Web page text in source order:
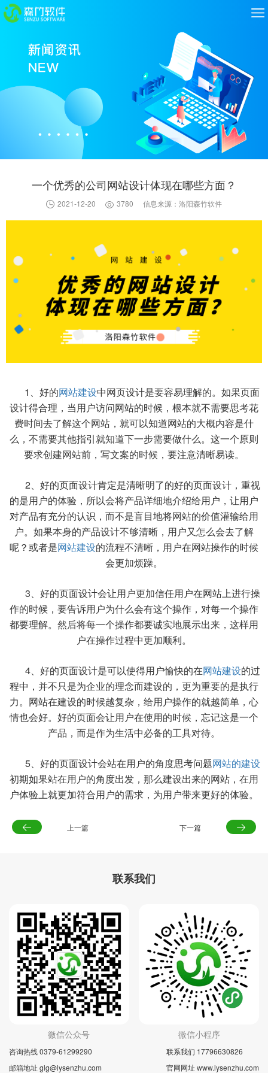
一个优秀的公司网站设计体现在哪些方面？
2021-12-20 3780 信息来源：洛阳森竹软件
1、好的网站建设中网页设计是要容易理解的。如果页面
设计得合理，当用户访问网站的时候，根本就不需要思考花
费时间去了解这个网站，就可以知道网站的大概内容是什
么，不需要其他指引就知道下一步需要做什么。这一个原则
要求创建网站前，写文案的时候，要注意清晰易读。
2、好的页面设计肯定是清晰明了的好的页面设计，重视
的是用户的体验，所以会将产品详细地介绍给用户，让用户
对产品有充分的认识，而不是盲目地将网站的价值灌输给用
户。如果本身的产品设计不够清晰，用户又怎么会去了解
呢？或者是网站建设的流程不清晰，用户在网站操作的时候
会更加烦躁。
3、好的页面设计会让用户更加信任用户在网站上进行操
作的时候，要告诉用户为什么会有这个操作，对每一个操作
都要理解。然后将每一个操作都要诚实地展示出来，这样用
户在操作过程中更加顺利。
4、好的页面设计是可以使得用户愉快的在网站建设的过
程中，并不只是为企业的理念而建设的，更为重要的是执行
力。网站在建设的时候越复杂，给用户操作的就越简单，心
情也会好。好的页面会让用户在使用的时候，忘记这是一个
产品，而是作为生活中必备的工具对待。
5、好的页面设计会站在用户的角度思考问题网站的建设
初期如果站在用户的角度出发，那么建设出来的网站，在用
户体验上就更加符合用户的需求，为用户带来更好的体验。
上一篇 下一篇
联系我们
微信公众号 微信小程序
咨询热线 0379-61299290
邮箱地址 glg@lysenzhu.com
联系我们 17796630826
官网网址 www.lysenzhu.com